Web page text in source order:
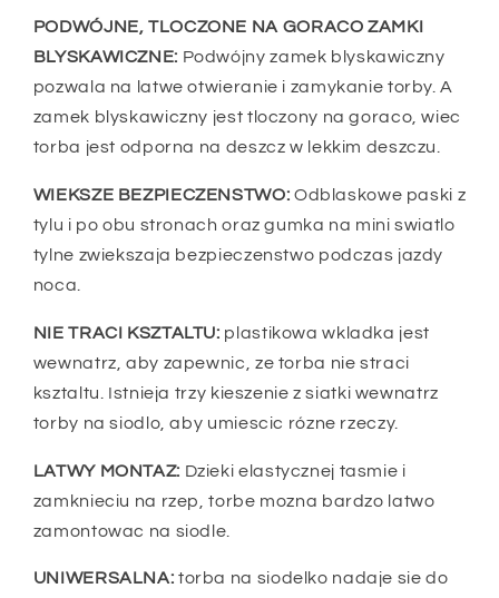
PODWÓJNE, TLOCZONE NA GORACO ZAMKI
BLYSKAWICZNE: Podwójny zamek blyskawiczny
pozwala na latwe otwieranie i zamykanie torby. A
zamek blyskawiczny jest tloczony na goraco, wiec
torba jest odporna na deszcz w lekkim deszczu.
WIEKSZE BEZPIECZENSTWO: Odblaskowe paski z
tylu i po obu stronach oraz gumka na mini swiatlo
tylne zwiekszaja bezpieczenstwo podczas jazdy
noca.
NIE TRACI KSZTALTU: plastikowa wkladka jest
wewnatrz, aby zapewnic, ze torba nie straci
ksztaltu. Istnieja trzy kieszenie z siatki wewnatrz
torby na siodlo, aby umiescic rózne rzeczy.
LATWY MONTAZ: Dzieki elastycznej tasmie i
zamknieciu na rzep, torbe mozna bardzo latwo
zamontowac na siodle.
UNIWERSALNA: torba na siodelko nadaje sie do